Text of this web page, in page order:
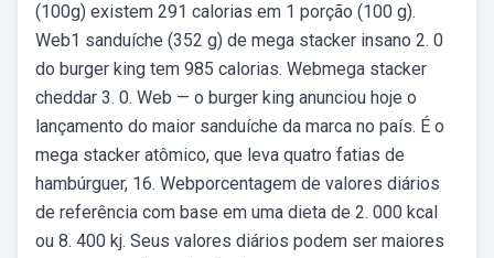
(100g) existem 291 calorias em 1 porção (100 g).
Web1 sanduíche (352 g) de mega stacker insano 2. 0
do burger king tem 985 calorias. Webmega stacker
cheddar 3. 0. Web — o burger king anunciou hoje o
lançamento do maior sanduíche da marca no país. É o
mega stacker atômico, que leva quatro fatias de
hambúrguer, 16. Webporcentagem de valores diários
de referência com base em uma dieta de 2. 000 kcal
ou 8. 400 kj. Seus valores diários podem ser maiores